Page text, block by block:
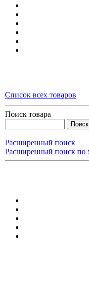
Список всех товаров
Поиск товара
Расширенный поиск
Расширенный поиск по